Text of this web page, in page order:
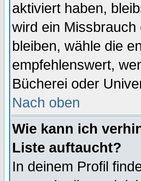
aktiviert haben,
wird ein
bleiben, wähle die
empfehlenswert,
Bücherei oder
Nach oben
Wie kann ich
Liste auftaucht?
In deinem Profil